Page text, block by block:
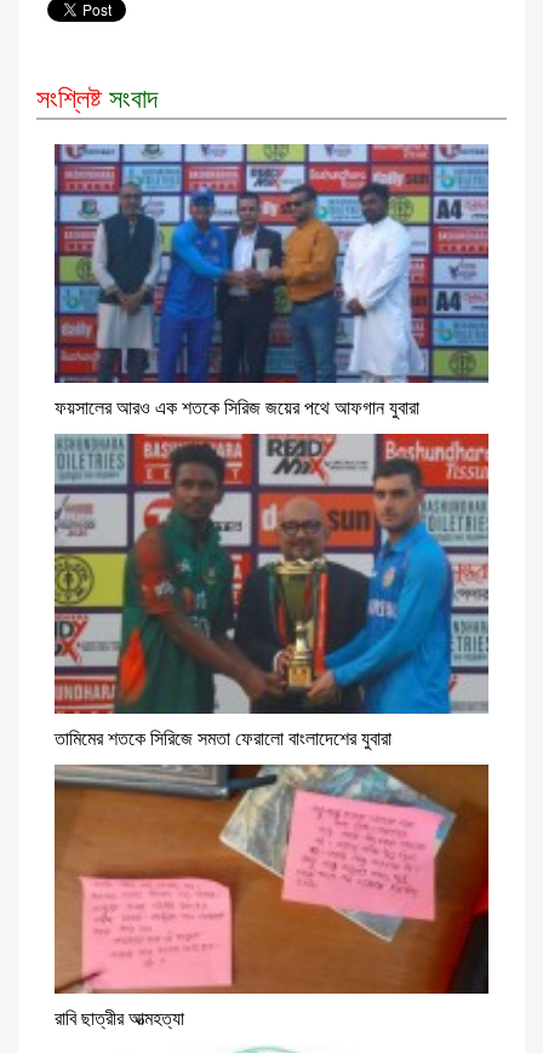
সংশ্লিষ্ট সংবাদ
ফয়সালের আরও এক শতকে সিরিজ জয়ের পথে আফগান যুবারা
তামিমের শতকে সিরিজে সমতা ফেরালো বাংলাদেশের যুবারা
রাবি ছাত্রীর আত্মহত্যা